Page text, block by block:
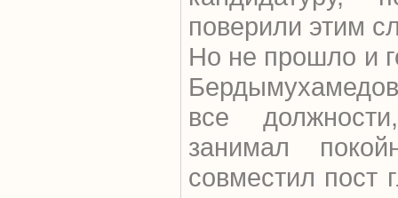
поверили этим
Но не прошло и
все
занимал
совместил пост